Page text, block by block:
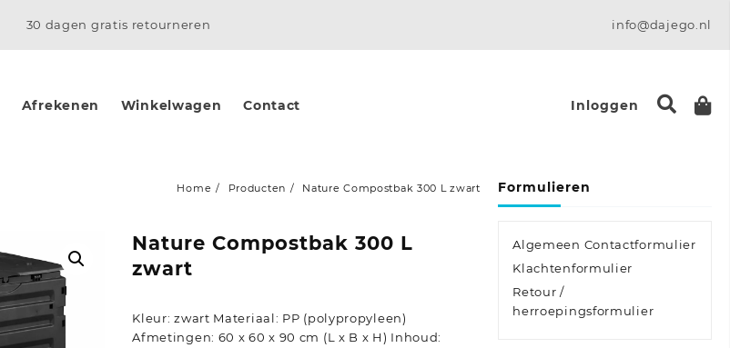
30 dagen gratis retourneren info@dajego.nl
Afrekenen Winkelwagen Contact Inloggen
Home Producten Nature Compostbak 300 L zwart
Nature Compostbak 300 L
zwart
Kleur: zwart Materiaal: PP (polypropyleen)
Afmetingen: 60 x 60 x 90 cm (L x B x H) Inhoud:
Formulieren
Algemeen Contactformulier
Klachtenformulier
Retour /
herroepingsformulier